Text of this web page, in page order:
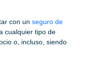
con un seguro de
cualquier tipo de
o, incluso, siendo